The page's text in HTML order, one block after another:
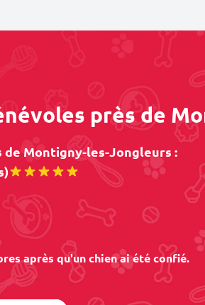
près de
de Montigny-les-Jongleurs :
après qu'un chien ai été confié.